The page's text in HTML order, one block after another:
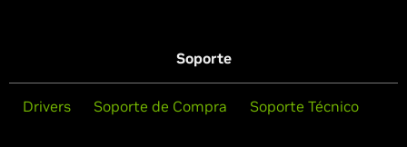
Soporte
Drivers Soporte de Compra Soporte Técnico